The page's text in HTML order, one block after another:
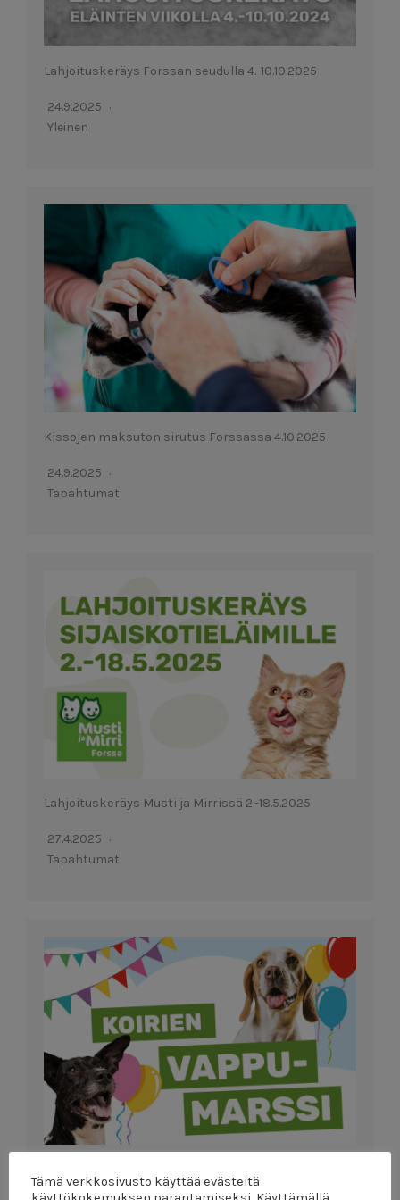
Lahjoituskeräys Forssan seudulla 4.-10.10.2025
24.9.2025
Yleinen
Kissojen maksuton sirutus Forssassa 4.10.2025
24.9.2025
Tapahtumat
Lahjoituskeräys Musti ja Mirrissä 2.-18.5.2025
27.4.2025
Tapahtumat
Tämä verkkosivusto käyttää evästeitä